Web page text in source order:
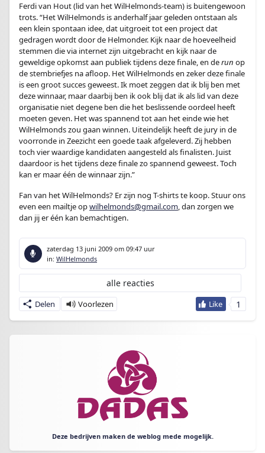
Ferdi van Hout (lid van het WilHelmonds-team) is buitengewoon
trots. “Het WilHelmonds is anderhalf jaar geleden ontstaan als
een klein spontaan idee, dat uitgroeit tot een project dat
gedragen wordt door de Helmonder. Kijk naar de hoeveelheid
stemmen die via internet zijn uitgebracht en kijk naar de
geweldige opkomst aan publiek tijdens deze finale, en derun op
de stembriefjes na afloop. Het WilHelmonds en zeker deze finale
is een groot succes geweest. Ik moet zeggen dat ik blij ben met
deze winnaar, maar daarbij ben ik ook blij dat ik als lid van deze
organisatie niet degene ben die het beslissende oordeel heeft
moeten geven. Het was spannend tot aan het einde wie het
WilHelmonds zou gaan winnen. Uiteindelijk heeft de jury in de
voorronde in Zeezicht een goede taak afgeleverd. Zij hebben
toch vier waardige kandidaten aangesteld als finalisten. Juist
daardoor is het tijdens deze finale zo spannend geweest. Toch
kan er maar één de winnaar zijn.”
Fan van het WilHelmonds? Er zijn nog T-shirts te koop. Stuur ons
even een mailtje opwilhelmonds@gmail.com, dan zorgen we
dan jij er één kan bemachtigen.
zaterdag 13 juni 2009 om 09:47 uur
in: WilHelmonds
1
Delen
alle reacties
Deze bedrijven maken de weblog mede mogelijk.